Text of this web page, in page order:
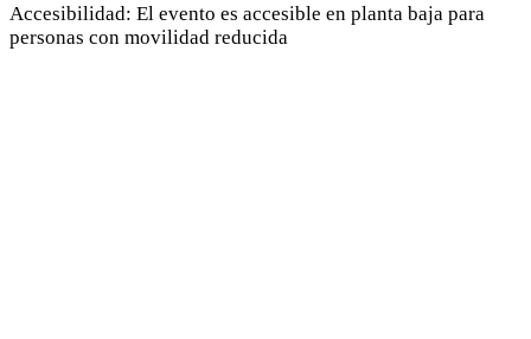
Accesibilidad: El evento es accesible en planta baja para
personas con movilidad reducida